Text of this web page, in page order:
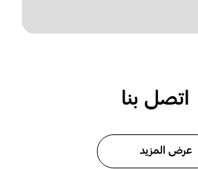
اتصل بنا
عرض المزيد